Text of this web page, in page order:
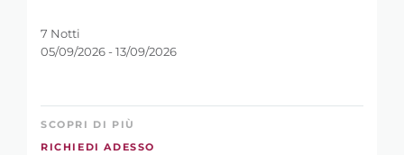
7 Notti
05/09/2026 - 13/09/2026
SCOPRI DI PIÙ
RICHIEDI ADESSO